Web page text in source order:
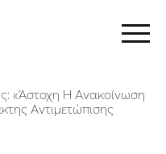
«Άστοχη Η Ανακοίνωση
Αντιμετώπισης